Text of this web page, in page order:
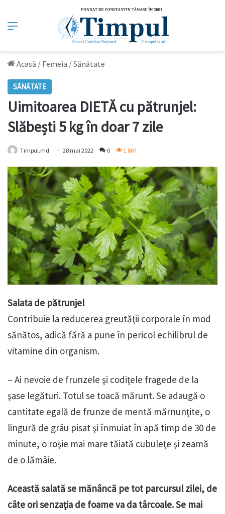
Meniu
Acasă / Femeia /Sănătate
SĂNĂTATE
Uimitoarea DIETĂ cu pătrunjel:
Slăbești 5 kg în doar 7 zile
Timpul.md 28 mai 2022 0 1.807
Salata de pătrunjel
Contribuie la reducerea greutăţii corporale în mod
sănătos, adică fără a pune în pericol echilibrul de
vitamine din organism.
– Ai nevoie de frunzele şi codiţele fragede de la
şase legături. Totul se toacă mărunt. Se adaugă o
cantitate egală de frunze de mentă mărnunţite, o
lingură de grâu pisat şi înmuiat în apă timp de 30 de
minute, o roşie mai mare tăiată cubuleţe şi zeamă
de o lămâie.
Această salată se mănâncă pe tot parcursul zilei, de
câte ori senzaţia de foame va da târcoale. Se mai